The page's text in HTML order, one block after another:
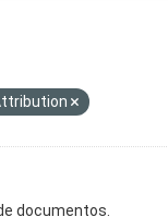
documentos.